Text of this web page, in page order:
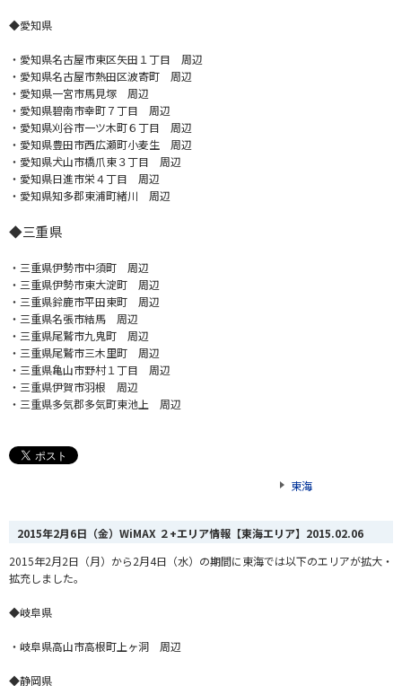
◆愛知県
・愛知県名古屋市東区矢田１丁目 周辺
・愛知県名古屋市熱田区波寄町 周辺
・愛知県一宮市馬見塚 周辺
・愛知県碧南市幸町７丁目 周辺
・愛知県刈谷市一ツ木町６丁目 周辺
・愛知県豊田市西広瀬町小麦生 周辺
・愛知県犬山市橋爪東３丁目 周辺
・愛知県日進市栄４丁目 周辺
・愛知県知多郡東浦町緒川 周辺
◆三重県
・三重県伊勢市中須町 周辺
・三重県伊勢市東大淀町 周辺
・三重県鈴鹿市平田東町 周辺
・三重県名張市結馬 周辺
・三重県尾鷲市九鬼町 周辺
・三重県尾鷲市三木里町 周辺
・三重県亀山市野村１丁目 周辺
・三重県伊賀市羽根 周辺
・三重県多気郡多気町東池上 周辺
東海
2015年2月6日（金）WiMAX ２+エリア情報【東海エリア】 2015.02.06
2015年2月2日（月）から2月4日（水）の期間に東海では以下のエリアが拡大・
拡充しました。
◆岐阜県
・岐阜県高山市高根町上ヶ洞 周辺
◆静岡県